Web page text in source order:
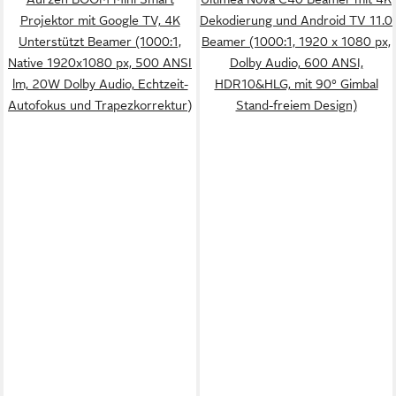
Projektor mit Google TV, 4K
Unterstützt Beamer (1000:1,
Native 1920x1080 px, 500 ANSI
lm, 20W Dolby Audio, Echtzeit-
Autofokus und Trapezkorrektur)
Dekodierung und Android TV 11.0
Beamer (1000:1, 1920 x 1080 px,
Dolby Audio, 600 ANSI,
HDR10&HLG, mit 90° Gimbal
Stand-freiem Design)